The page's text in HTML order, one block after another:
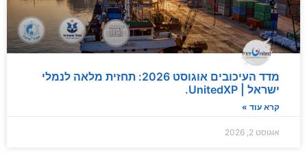
מדד העיכובים אוגוסט 2026: תחזית מלאה לנמלי
ישראל | UnitedXP.
קרא עוד »
אוגוסט 2, 2026